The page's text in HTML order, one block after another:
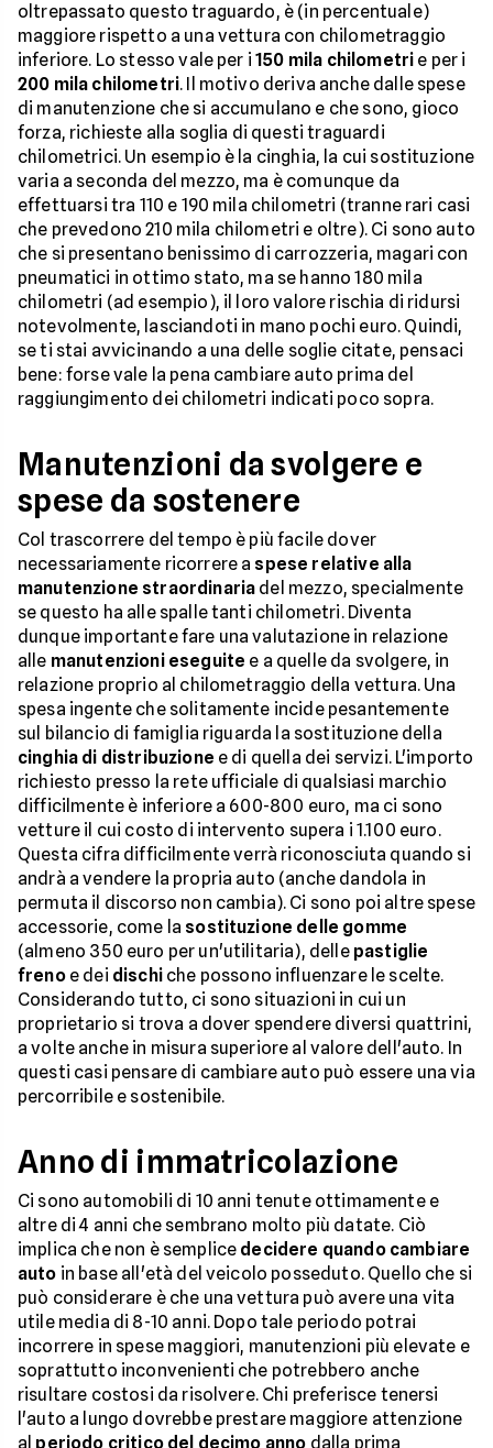
oltrepassato questo traguardo, è (in percentuale)
maggiore rispetto a una vettura con chilometraggio
inferiore. Lo stesso vale per i150 mila chilometri e per i
200 mila chilometri. Il motivo deriva anche dalle spese
di manutenzione che si accumulano e che sono, gioco
forza, richieste alla soglia di questi traguardi
chilometrici. Un esempio è la cinghia, la cui sostituzione
varia a seconda del mezzo, ma è comunque da
effettuarsi tra 110 e 190 mila chilometri (tranne rari casi
che prevedono 210 mila chilometri e oltre). Ci sono auto
che si presentano benissimo di carrozzeria, magari con
pneumatici in ottimo stato, ma se hanno 180 mila
chilometri (ad esempio), il loro valore rischia di ridursi
notevolmente, lasciandoti in mano pochi euro. Quindi,
se ti stai avvicinando a una delle soglie citate, pensaci
bene: forse vale la pena cambiare auto prima del
raggiungimento dei chilometri indicati poco sopra.
Manutenzioni da svolgere e
spese da sostenere
Col trascorrere del tempo è più facile dover
necessariamente ricorrere a spese relative alla
manutenzione straordinaria del mezzo, specialmente
se questo ha alle spalle tanti chilometri. Diventa
dunque importante fare una valutazione in relazione
alle manutenzioni eseguite e a quelle da svolgere, in
relazione proprio al chilometraggio della vettura. Una
spesa ingente che solitamente incide pesantemente
sul bilancio di famiglia riguarda la sostituzione della
cinghia di distribuzione e di quella dei servizi. L'importo
richiesto presso la rete ufficiale di qualsiasi marchio
difficilmente è inferiore a 600-800 euro, ma ci sono
vetture il cui costo di intervento supera i 1.100 euro.
Questa cifra difficilmente verrà riconosciuta quando si
andrà a vendere la propria auto (anche dandola in
permuta il discorso non cambia). Ci sono poi altre spese
accessorie, come la sostituzione delle gomme
(almeno 350 euro per un'utilitaria), delle pastiglie
frenoe dei dischiche possono influenzare le scelte.
Considerando tutto, ci sono situazioni in cui un
proprietario si trova a dover spendere diversi quattrini,
a volte anche in misura superiore al valore dell'auto. In
questi casi pensare di cambiare auto può essere una via
percorribile e sostenibile.
Anno di immatricolazione
Ci sono automobili di 10 anni tenute ottimamente e
altre di 4 anni che sembrano molto più datate. Ciò
implica che non è semplice decidere quando cambiare
auto in base all'età del veicolo posseduto. Quello che si
può considerare è che una vettura può avere una vita
utile media di 8-10 anni. Dopo tale periodo potrai
incorrere in spese maggiori, manutenzioni più elevate e
soprattutto inconvenienti che potrebbero anche
risultare costosi da risolvere. Chi preferisce tenersi
l'auto a lungo dovrebbe prestare maggiore attenzione
al periodo critico del decimo anno dalla prima